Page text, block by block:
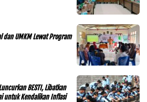
dan UMKM Lewat Program
BESTI, Libatkan
untuk Kendalikan Inflasi